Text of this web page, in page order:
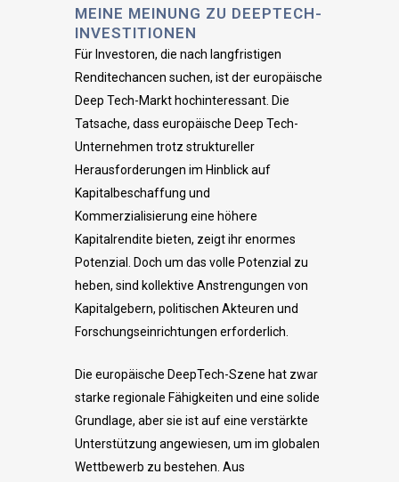
MEINE MEINUNG ZU DEEPTECH-
INVESTITIONEN
Für Investoren, die nach langfristigen
Renditechancen suchen, ist der europäische
Deep Tech-Markt hochinteressant. Die
Tatsache, dass europäische Deep Tech-
Unternehmen trotz struktureller
Herausforderungen im Hinblick auf
Kapitalbeschaffung und
Kommerzialisierung eine höhere
Kapitalrendite bieten, zeigt ihr enormes
Potenzial. Doch um das volle Potenzial zu
heben, sind kollektive Anstrengungen von
Kapitalgebern, politischen Akteuren und
Forschungseinrichtungen erforderlich.
Die europäische DeepTech-Szene hat zwar
starke regionale Fähigkeiten und eine solide
Grundlage, aber sie ist auf eine verstärkte
Unterstützung angewiesen, um im globalen
Wettbewerb zu bestehen. Aus